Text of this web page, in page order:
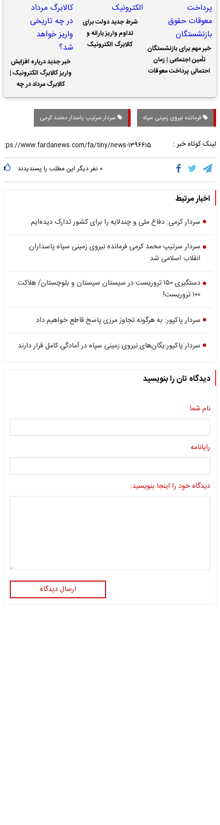
خبر مهم برای بازنشستگان
تأمین اجتماعی | زمان
احتمالی پرداخت معوقات
شرط جدید دولت برای
تداوم واریز یارانه و
کالابرگ الکترونیک
خبر جدید درباره افزایش
واریز کالابرگ الکترونیک |
کالابرگ مرداد در چه
تاریخی واریز خواهد شد؟
فرمانده نیروی زمینی سپاه سردار سرتیپ پاسدار محمد کرمی
لینک کوتاه خبر :
۰ نفر دیگر این مطلب را پسندیدند
اخبار مرتبط
سردار کرمی: دفاع ملی و چندلایه را برای کشور تدارک دیده‌ایم
سردار سرتیپ محمد کرمی فرمانده نیروی زمینی سپاه پاسداران
انقلاب اسلامی شد
دستگیری ۱۵۰ تروریست در سیستان سیستان و بلوچستان/ هلاکت
۱۰۰ تروریست!
سردار پاکپور: به هرگونه تجاوز مرزی پاسخ قاطع خواهیم داد
سردار پاکپور:یگان‌های نیروی زمینی سپاه در آمادگی کامل قرار دارند
دیدگاه تان را بنویسید
نام شما
رایانامه
دیدگاه خود را اینجا بنویسید:
ارسال دیدگاه